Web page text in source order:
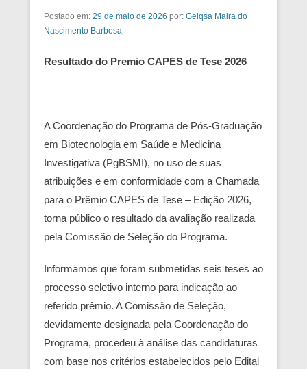
Postado em: 29 de maio de 2026 por: Geiqsa Maira do
Nascimento Barbosa
Resultado do Premio CAPES de Tese 2026
A Coordenação do Programa de Pós-Graduação
em Biotecnologia em Saúde e Medicina
Investigativa (PgBSMI), no uso de suas
atribuições e em conformidade com a Chamada
para o Prêmio CAPES de Tese – Edição 2026,
torna público o resultado da avaliação realizada
pela Comissão de Seleção do Programa.
Informamos que foram submetidas seis teses ao
processo seletivo interno para indicação ao
referido prêmio. A Comissão de Seleção,
devidamente designada pela Coordenação do
Programa, procedeu à análise das candidaturas
com base nos critérios estabelecidos pelo Edital